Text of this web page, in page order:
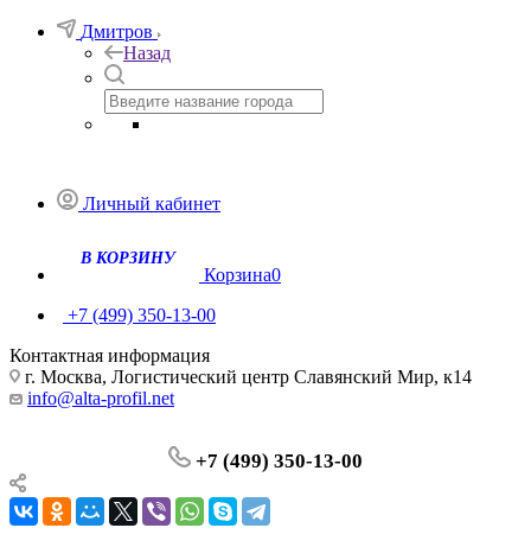
Дмитров
Назад
Личный кабинет
Корзина0
+7 (499) 350-13-00
Контактная информация
г. Москва, Логистический центр Славянский Мир, к14
info@alta-profil.net
+7 (499) 350-13-00